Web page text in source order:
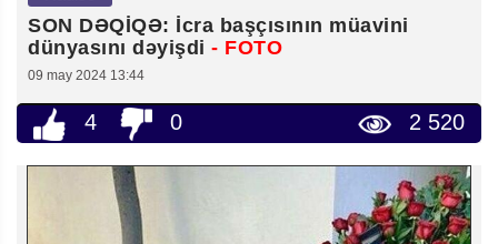
SON DƏQİQƏ: İcra başçısının müavini
dünyasını dəyişdi - FOTO
09 may 2024 13:44
4 0 2 520